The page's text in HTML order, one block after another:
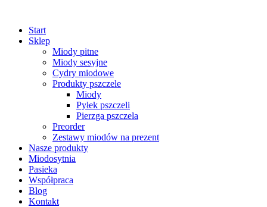
Start
Sklep
Miody pitne
Miody sesyjne
Cydry miodowe
Produkty pszczele
Miody
Pyłek pszczeli
Pierzga pszczela
Preorder
Zestawy miodów na prezent
Nasze produkty
Miodosytnia
Pasieka
Współpraca
Blog
Kontakt